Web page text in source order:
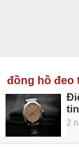
đồng hồ đeo
2